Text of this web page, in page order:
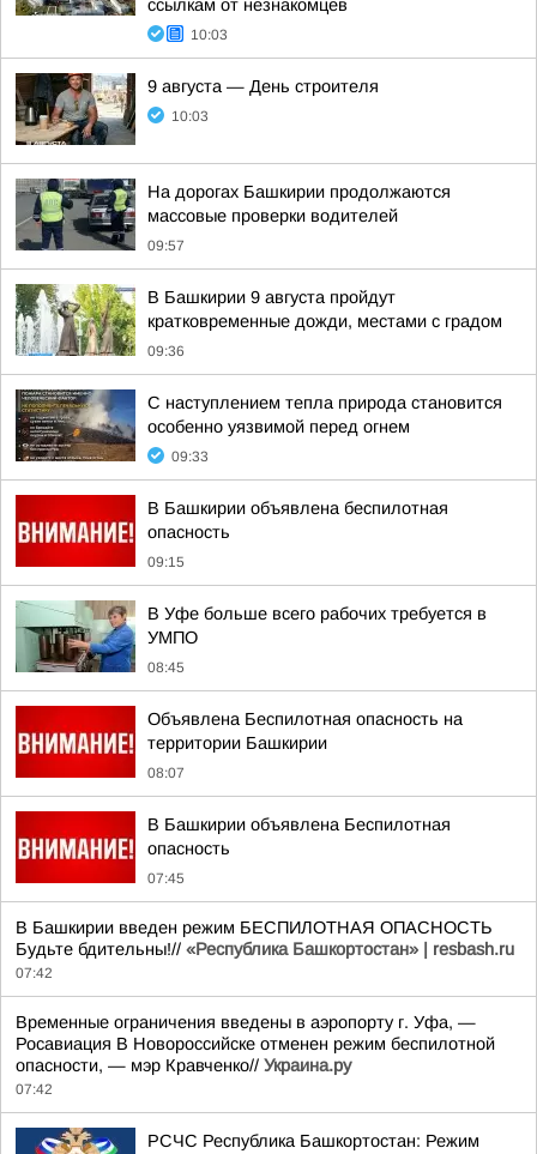
ссылкам от незнакомцев
10:03
9 августа — День строителя
10:03
На дорогах Башкирии продолжаются
массовые проверки водителей
09:57
В Башкирии 9 августа пройдут
кратковременные дожди, местами с градом
09:36
С наступлением тепла природа становится
особенно уязвимой перед огнем
09:33
В Башкирии объявлена беспилотная
опасность
09:15
В Уфе больше всего рабочих требуется в
УМПО
08:45
Объявлена Беспилотная опасность на
территории Башкирии
08:07
В Башкирии объявлена Беспилотная
опасность
07:45
В Башкирии введен режим БЕСПИЛОТНАЯ ОПАСНОСТЬ
Будьте бдительны!// «Республика Башкортостан» | resbash.ru
07:42
Временные ограничения введены в аэропорту г. Уфа, —
Росавиация В Новороссийске отменен режим беспилотной
опасности, — мэр Кравченко// Украина.ру
07:42
РСЧС Республика Башкортостан: Режим